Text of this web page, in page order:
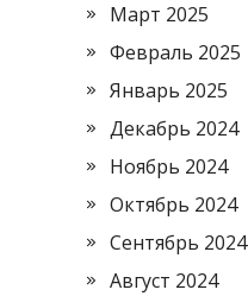
Март 2025
Февраль 2025
Январь 2025
Декабрь 2024
Ноябрь 2024
Октябрь 2024
Сентябрь 2024
Август 2024